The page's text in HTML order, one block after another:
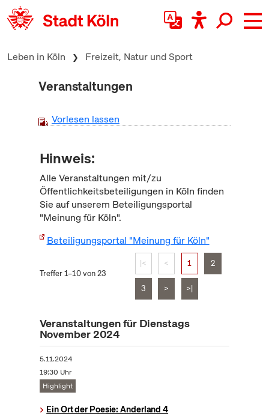
zum Inhalt springen
Leben in Köln Freizeit, Natur und Sport
Veranstaltungen
Vorlesen lassen
Hinweis:
Alle Veranstaltungen mit/zu
Öffentlichkeitsbeteiligungen in Köln finden
Sie auf unserem Beteiligungsportal
"Meinung für Köln".
Beteiligungsportal "Meinung für Köln"
Treffer 1–10 von 23
|< < 1 2
3 > >|
Veranstaltungen für Dienstags
November 2024
5.11.2024
19:30 Uhr
Highlight
Ein Ort der Poesie: Anderland 4